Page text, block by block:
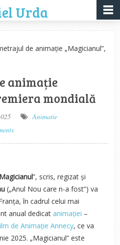
Urda
de animație „Magicianul”,
animație
mondială
Animatie
Magicianul”, scris, regizat și
(„Anul Nou care n-a fost”) va
în cadrul celui mai
anual dedicat animației –
de Animație Annecy, ce va
2025. „Magicianul” este